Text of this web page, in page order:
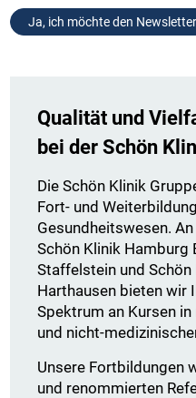
Ja, ich möchte den Newsletter
Qualität und
bei der Schön
Die Schön Klinik
Fort- und
Gesundheitswesen.
Schön Klinik Hamburg
Staffelstein und
Harthausen bieten wir
Spektrum an Kursen
und nicht-
Unsere Fortbildungen
und renommierten